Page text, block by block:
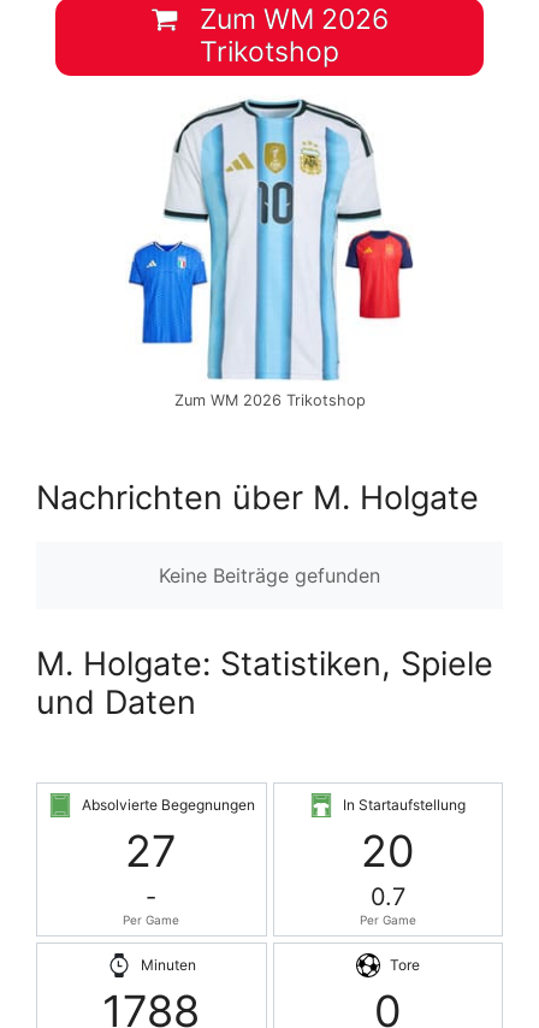
Zum WM 2026
Trikotshop
Zum WM 2026 Trikotshop
Nachrichten über M. Holgate
Keine Beiträge gefunden
M. Holgate: Statistiken, Spiele
und Daten
Absolvierte Begegnungen
27
-
Per Game
In Startaufstellung
20
0.7
Per Game
Minuten
1788
Tore
0